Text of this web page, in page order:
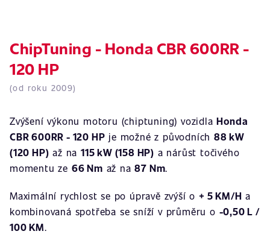
ChipTuning - Honda CBR 600RR -
120 HP
(od roku 2009)
Zvýšení výkonu motoru (chiptuning) vozidlaHonda
CBR 600RR - 120 HP je možné z původních88 kW
(120 HP) až na115 kW (158 HP) a nárůst točivého
momentu ze 66 Nm až na87 Nm.
Maximální rychlost se po úpravě zvýší o + 5 KM/H a
kombinovaná spotřeba se sníží v průměru o -0,50 L /
100 KM.